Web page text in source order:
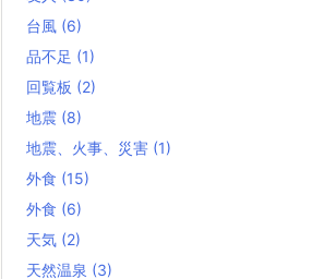
台風 (6)
品不足 (1)
回覧板 (2)
地震 (8)
地震、火事、災害 (1)
外食 (15)
外食 (6)
天気 (2)
天然温泉 (3)